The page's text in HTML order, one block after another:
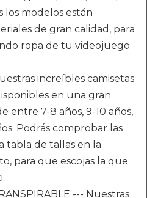
los modelos están
de gran calidad, para
ropa de tu videojuego
increíbles camisetas
en una gran
entre 7-8 años, 9-10 años,
Podrás comprobar las
tabla de tallas en la
para que escojas la que
--- Nuestras